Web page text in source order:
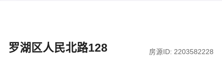
罗湖区人民北路128 房源ID: 2203582228